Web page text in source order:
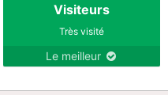
Visiteurs
Très visité
Le meilleur